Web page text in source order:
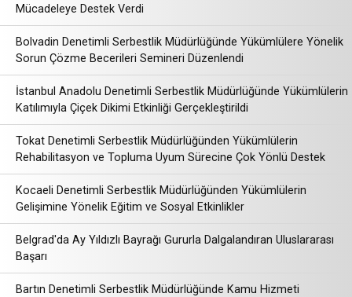
Mücadeleye Destek Verdi
Bolvadin Denetimli Serbestlik Müdürlüğünde Yükümlülere Yönelik
Sorun Çözme Becerileri Semineri Düzenlendi
İstanbul Anadolu Denetimli Serbestlik Müdürlüğünde Yükümlülerin
Katılımıyla Çiçek Dikimi Etkinliği Gerçekleştirildi
Tokat Denetimli Serbestlik Müdürlüğünden Yükümlülerin
Rehabilitasyon ve Topluma Uyum Sürecine Çok Yönlü Destek
Kocaeli Denetimli Serbestlik Müdürlüğünden Yükümlülerin
Gelişimine Yönelik Eğitim ve Sosyal Etkinlikler
Belgrad'da Ay Yıldızlı Bayrağı Gururla Dalgalandıran Uluslararası
Başarı
Bartın Denetimli Serbestlik Müdürlüğünde Kamu Hizmeti